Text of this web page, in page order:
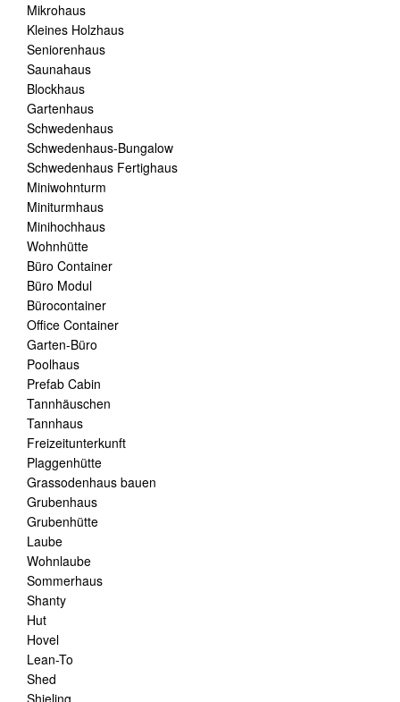
Mikrohaus
Kleines Holzhaus
Seniorenhaus
Saunahaus
Blockhaus
Gartenhaus
Schwedenhaus
Schwedenhaus-Bungalow
Schwedenhaus Fertighaus
Miniwohnturm
Miniturmhaus
Minihochhaus
Wohnhütte
Büro Container
Büro Modul
Bürocontainer
Office Container
Garten-Büro
Poolhaus
Prefab Cabin
Tannhäuschen
Tannhaus
Freizeitunterkunft
Plaggenhütte
Grassodenhaus bauen
Grubenhaus
Grubenhütte
Laube
Wohnlaube
Sommerhaus
Shanty
Hut
Hovel
Lean-To
Shed
Shieling